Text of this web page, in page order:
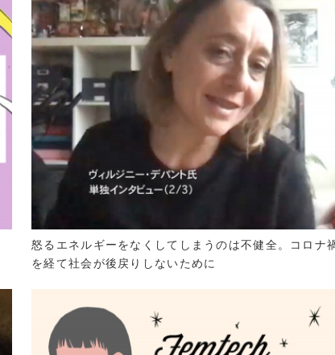
怒るエネルギーをなくしてしまうのは不健全。コロナ
を経て社会が後戻りしないために